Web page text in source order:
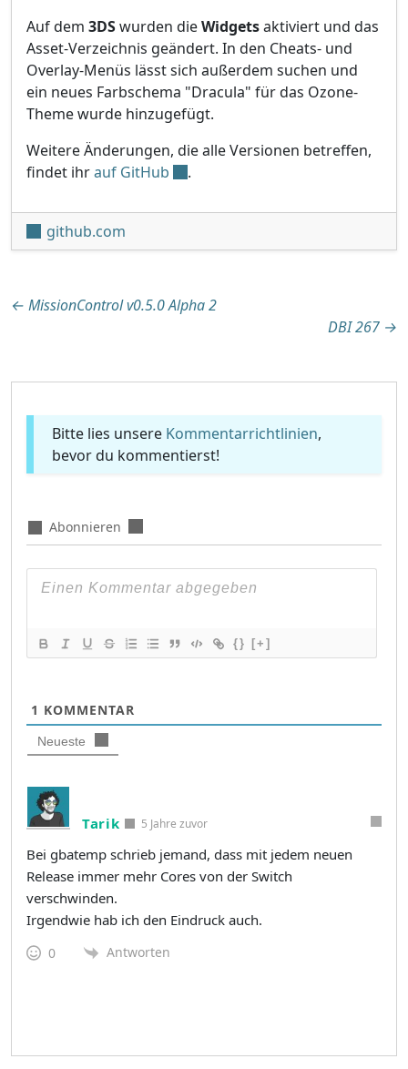
Auf dem 3DSwurden dieWidgetsaktiviert und das
Asset-Verzeichnis geändert. In den Cheats- und
Overlay-Menüs lässt sich außerdem suchen und
ein neues Farbschema "Dracula" für das Ozone-
Theme wurde hinzugefügt.
Weitere Änderungen, die alle Versionen betreffen,
findet ihrauf GitHub .
github.com
Beitragsnavigation
← MissionControl v0.5.0 Alpha 2
DBI 267 →
Bitte lies unsere Kommentarrichtlinien,
bevor du kommentierst!
Abonnieren
{} [+]
1 KOMMENTAR
Neueste
Tarik 5 Jahre zuvor
Bei gbatemp schrieb jemand, dass mit jedem neuen
Release immer mehr Cores von der Switch
verschwinden.
Irgendwie hab ich den Eindruck auch.
0 Antworten